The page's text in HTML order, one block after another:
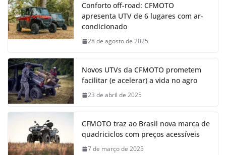
Conforto off-road: CFMOTO
apresenta UTV de 6 lugares com ar-
condicionado
28 de agosto de 2025
Novos UTVs da CFMOTO prometem
facilitar (e acelerar) a vida no agro
23 de abril de 2025
CFMOTO traz ao Brasil nova marca de
quadriciclos com preços acessíveis
7 de março de 2025